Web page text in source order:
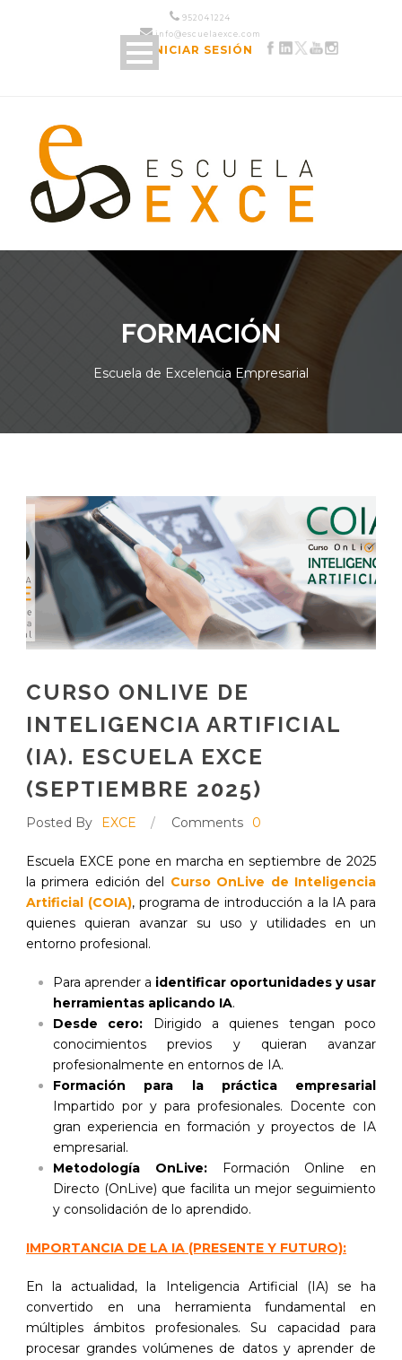
952 04 12 24
info@escuelaexce.com
INICIAR SESIÓN
FORMACIÓN
Escuela de Excelencia Empresarial
CURSO ONLIVE DE
INTELIGENCIA ARTIFICIAL
(IA). ESCUELA EXCE
(SEPTIEMBRE 2025)
Posted By EXCE / Comments 0
Escuela EXCE pone en marcha en septiembre de 2025
la primera edición del Curso OnLive de Inteligencia
Artificial (COIA), programa de introducción a la IA para
quienes quieran avanzar su uso y utilidades en un
entorno profesional.
Para aprender a identificar oportunidades y usar
herramientas aplicando IA.
Desde cero: Dirigido a quienes tengan poco
conocimientos previos y quieran avanzar
profesionalmente en entornos de IA.
Formación para la práctica empresarial
Impartido por y para profesionales. Docente con
gran experiencia en formación y proyectos de IA
empresarial.
Metodología OnLive:Formación Online en
Directo (OnLive) que facilita un mejor seguimiento
y consolidación de lo aprendido.
IMPORTANCIA DE LA IA (PRESENTE Y FUTURO):
En la actualidad, la Inteligencia Artificial (IA) se ha
convertido en una herramienta fundamental en
múltiples ámbitos profesionales. Su capacidad para
procesar grandes volúmenes de datos y aprender de